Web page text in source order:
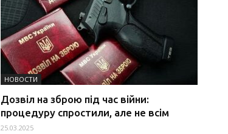
НОВОСТИ
Дозвіл на зброю під час війни:
процедуру спростили, але не всім
25.03.2025